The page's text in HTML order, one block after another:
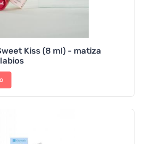
Kiss (8 ml) - matiza